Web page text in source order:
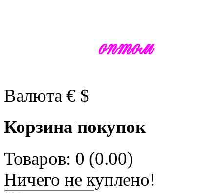
Валюта € $
Корзина покупок
Товаров: 0 (0.00)
Ничего не куплено!